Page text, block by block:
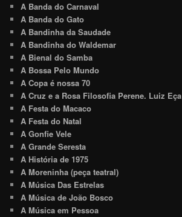
A Banda do Carnaval
A Banda do Gato
A Bandinha da Saudade
A Bandinha do Waldemar
A Bienal do Samba
A Bossa Pelo Mundo
A Copa é nossa 70
A Cruz e a Rosa Filosofia Perene. Luiz Eça
A Festa do Macaco
A Festa do Natal
A Gonfie Vele
A Grande Seresta
A História de 1975
A Moreninha (peça teatral)
A Música Das Estrelas
A Música de João Bosco
A Música em Pessoa